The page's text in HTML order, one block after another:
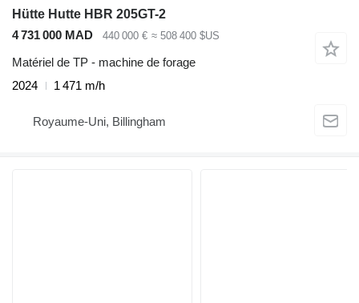
Hütte Hutte HBR 205GT-2
4 731 000 MAD
440 000 € ≈ 508 400 $US
Matériel de TP - machine de forage
2024
1 471 m/h
Royaume-Uni, Billingham